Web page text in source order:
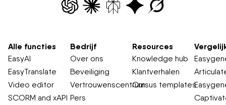
Alle functies
EasyAI
EasyTranslate
Video editor
SCORM and xAPI
Bedrijf
Over ons
Beveiliging
Vertrouwenscentrum
Pers
Resources
Knowledge hub
Klantverhalen
Cursus templates